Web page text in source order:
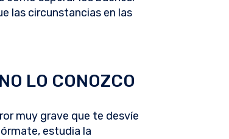
las circunstancias en las
LO CONOZCO
muy grave que te desvíe
estudia la